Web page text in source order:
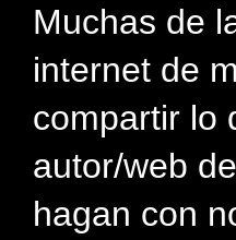
Muchas de
internet de
compartir lo
autor/web
hagan con